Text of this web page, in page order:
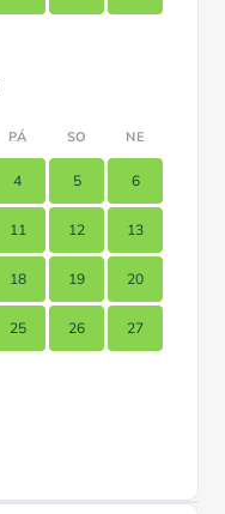
PÁ SO NE
4 5 6
11 12 13
18 19 20
25 26 27